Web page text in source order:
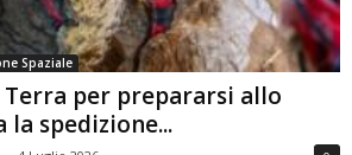
Spaziale
per prepararsi allo
la spedizione...